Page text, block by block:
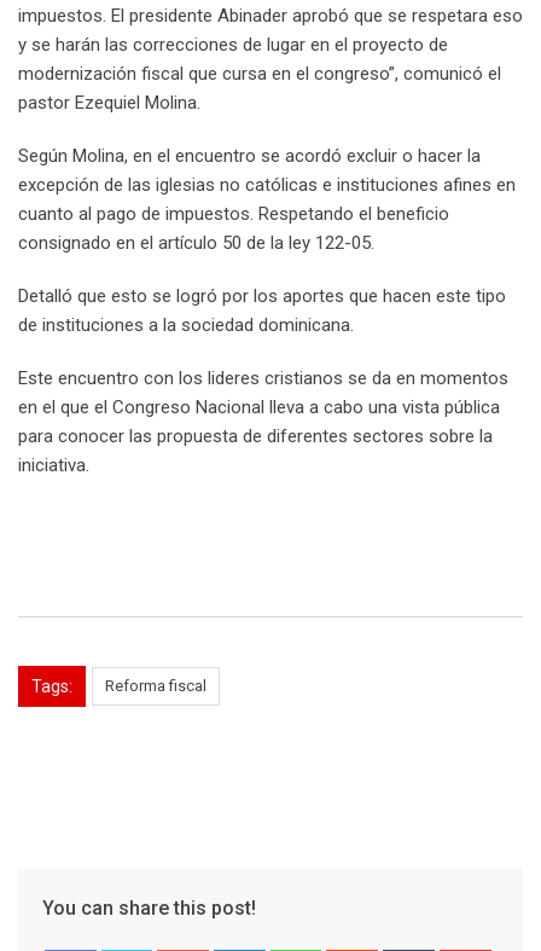
impuestos. El presidente Abinader aprobó que se respetara eso
y se harán las correcciones de lugar en el proyecto de
modernización fiscal que cursa en el congreso”, comunicó el
pastor Ezequiel Molina.
Según Molina, en el encuentro se acordó excluir o hacer la
excepción de las iglesias no católicas e instituciones afines en
cuanto al pago de impuestos. Respetando el beneficio
consignado en el artículo 50 de la ley 122-05.
Detalló que esto se logró por los aportes que hacen este tipo
de instituciones a la sociedad dominicana.
Este encuentro con los lideres cristianos se da en momentos
en el que el Congreso Nacional lleva a cabo una vista pública
para conocer las propuesta de diferentes sectores sobre la
iniciativa.
Tags: Reforma fiscal
You can share this post!